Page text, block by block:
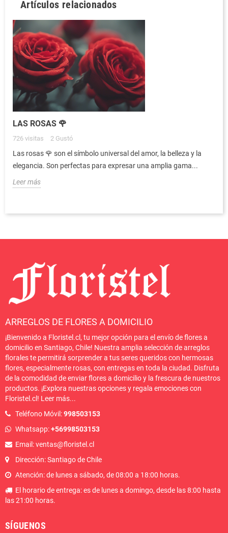
Artículos relacionados
LAS ROSAS 🌹
726 visitas 2 Gustó
Las rosas 🌹 son el símbolo universal del amor, la belleza y la
elegancia. Son perfectas para expresar una amplia gama...
Leer más
ARREGLOS DE FLORES A DOMICILIO
¡Bienvenido a Floristel.cl, tu mejor opción para el envío de flores a
domicilio en Santiago, Chile! Nuestra amplia selección de arreglos
florales te permitirá sorprender a tus seres queridos con hermosas
flores, especialmente rosas, con entregas en toda la ciudad. Disfruta
de la comodidad de enviar flores a domicilio y la frescura de nuestros
productos. ¡Explora nuestras opciones y regala emociones con
Floristel.cl! Leer más...
Teléfono Móvil:998503153
Whatsapp:+56998503153
Email: ventas@floristel.cl
Dirección: Santiago de Chile
Atención: de lunes a sábado, de 08:00 a 18:00 horas.
El horario de entrega: es de lunes a domingo, desde las 8:00 hasta
las 21:00 horas.
SÍGUENOS